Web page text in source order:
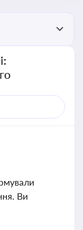
Ви